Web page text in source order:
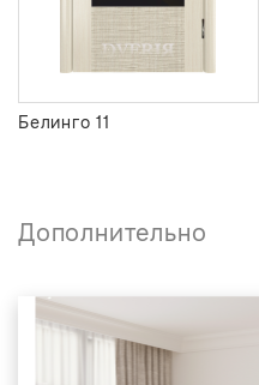
Белинго 11
Дополнительно